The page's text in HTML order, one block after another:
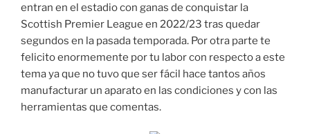
entran en el estadio con ganas de conquistar la
Scottish Premier League en 2022/23 tras quedar
segundos en la pasada temporada. Por otra parte te
felicito enormemente por tu labor con respecto a este
tema ya que no tuvo que ser fácil hace tantos años
manufacturar un aparato en las condiciones y con las
herramientas que comentas.